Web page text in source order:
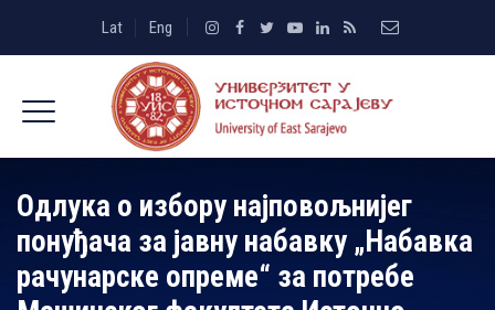
Lat Eng
Одлука о избору најповољнијег
понуђача за јавну набавку „Набавка
рачунарске опреме“ за потребе